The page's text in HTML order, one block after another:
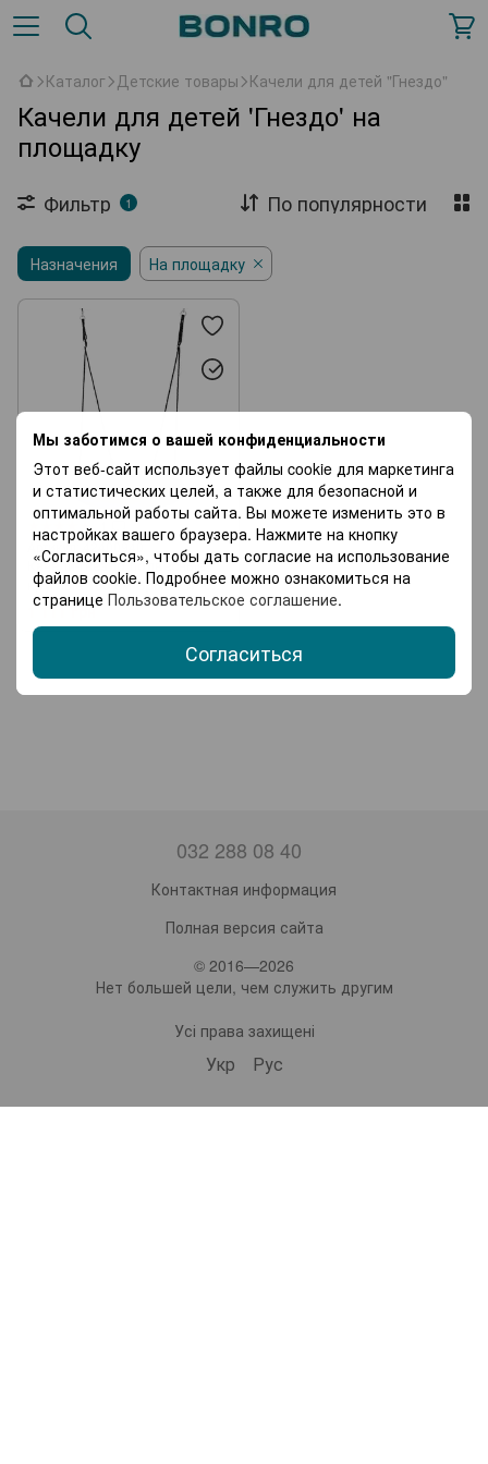
Мы заботимся о вашей конфиденциальности
Этот веб-сайт использует файлы cookie для маркетинга
и статистических целей, а также для безопасной и
оптимальной работы сайта. Вы можете изменить это в
настройках вашего браузера. Нажмите на кнопку
«Согласиться», чтобы дать согласие на использование
файлов cookie. Подробнее можно ознакомиться на
странице Пользовательское соглашение.
Согласиться
Каталог Детские товары Качели для детей "Гнездо"
Качели для детей 'Гнездо' на
площадку
Фильтр 1 По популярности
Назначения На площадку
Артикул: 42400940
Качели-гнездо подвесные
круглые 100 см Spoko SP-001
синяя (42400940)
1 111 грн
032 288 08 40
Контактная информация
Полная версия сайта
© 2016—2026
Нет большей цели, чем служить другим
Усі права захищені
Укр Рус